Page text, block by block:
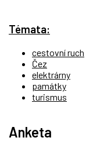
Témata:
cestovní ruch
Čez
elektrárny
památky
turismus
Anketa